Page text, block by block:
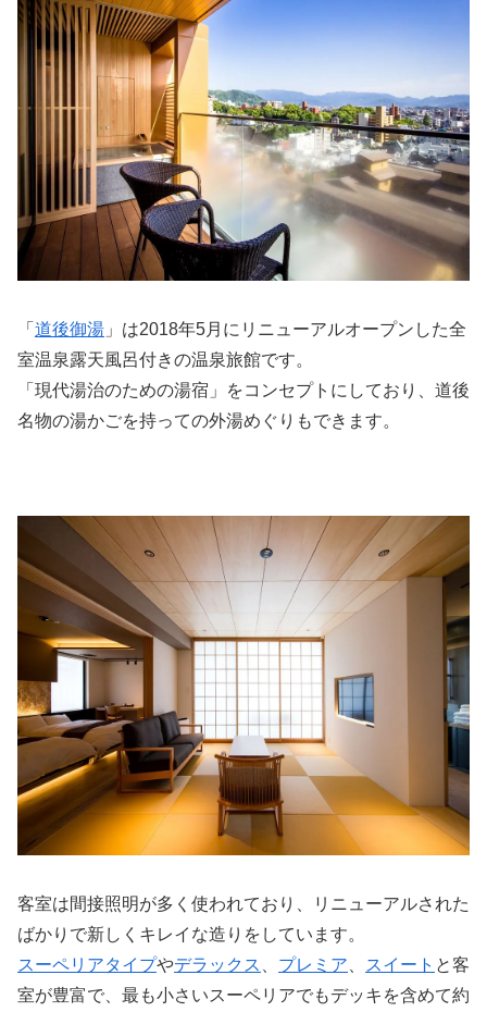
「 道後御湯 」は2018年5月にリニューアルオープンした全
室温泉露天風呂付きの温泉旅館です。
「現代湯治のための湯宿」をコンセプトにしており、道後
名物の湯かごを持っての外湯めぐりもできます。
客室は間接照明が多く使われており、リニューアルされた
ばかりで新しくキレイな造りをしています。
スーペリアタイプやデラックス プレミア スイート と客
室が豊富で、最も小さいスーペリアでもデッキを含めて約